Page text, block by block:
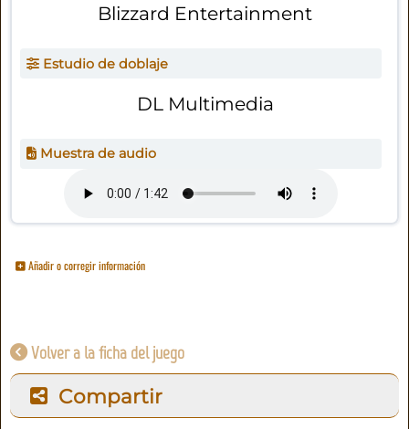
Blizzard Entertainment
Estudio de doblaje
DL Multimedia
Muestra de audio
Añadir o corregir información
Volver a la ficha del juego
Compartir